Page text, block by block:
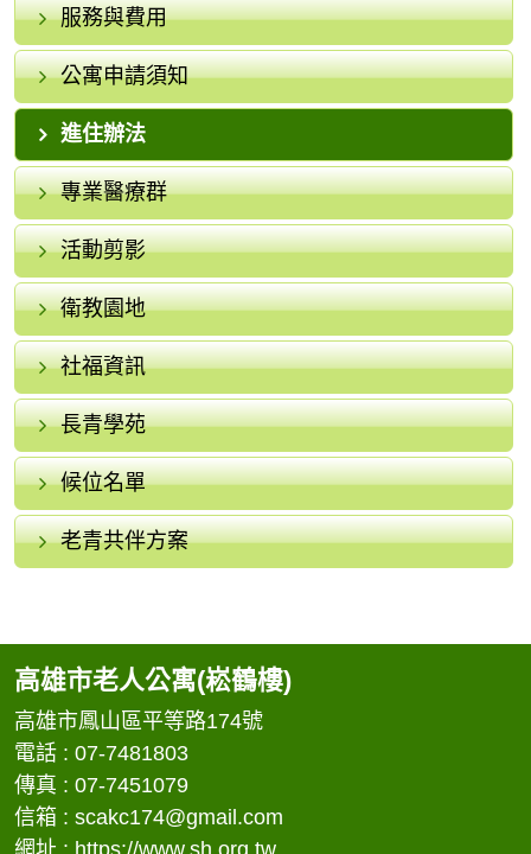
服務與費用
公寓申請須知
進住辦法
專業醫療群
活動剪影
衛教園地
社福資訊
長青學苑
候位名單
老青共伴方案
高雄市老人公寓(崧鶴樓)
高雄市鳳山區平等路174號
電話 : 07-7481803
傳真 : 07-7451079
信箱 : scakc174@gmail.com
網址 : https://www.sh.org.tw